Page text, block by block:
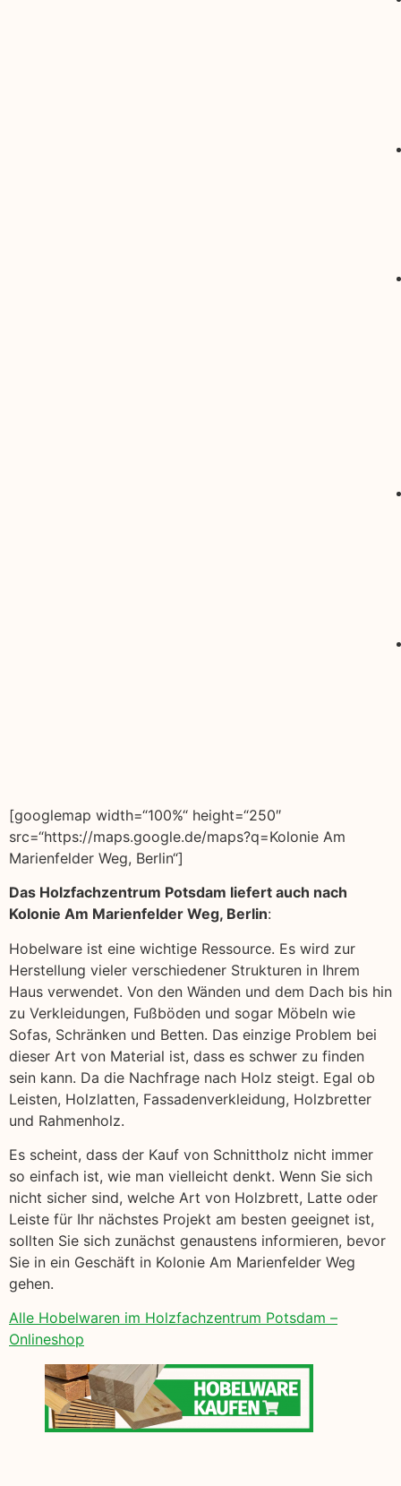
[googlemap width=“100%“ height=“250″
src=“https://maps.google.de/maps?q=Kolonie Am
Marienfelder Weg, Berlin“]
Das Holzfachzentrum Potsdam liefert auch nach
Kolonie Am Marienfelder Weg, Berlin:
Hobelware ist eine wichtige Ressource. Es wird zur
Herstellung vieler verschiedener Strukturen in Ihrem
Haus verwendet. Von den Wänden und dem Dach bis hin
zu Verkleidungen, Fußböden und sogar Möbeln wie
Sofas, Schränken und Betten. Das einzige Problem bei
dieser Art von Material ist, dass es schwer zu finden
sein kann. Da die Nachfrage nach Holz steigt. Egal ob
Leisten, Holzlatten, Fassadenverkleidung, Holzbretter
und Rahmenholz.
Es scheint, dass der Kauf von Schnittholz nicht immer
so einfach ist, wie man vielleicht denkt. Wenn Sie sich
nicht sicher sind, welche Art von Holzbrett, Latte oder
Leiste für Ihr nächstes Projekt am besten geeignet ist,
sollten Sie sich zunächst genaustens informieren, bevor
Sie in ein Geschäft in Kolonie Am Marienfelder Weg
gehen.
Alle Hobelwaren im Holzfachzentrum Potsdam –
Onlineshop